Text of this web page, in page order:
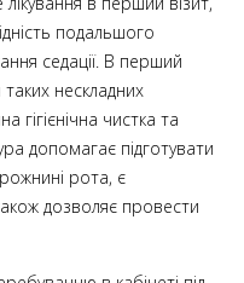
подальшого
седації. В перший
нескладних
гігієнічна чистка та
допомагає підготувати
рота, є
дозволяє провести